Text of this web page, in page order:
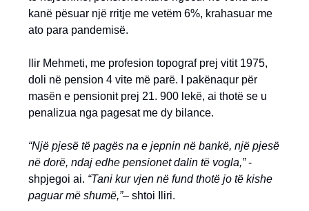
kanë pësuar një rritje me vetëm 6%, krahasuar me
ato para pandemisë.
Ilir Mehmeti, me profesion topograf prej vitit 1975,
doli në pension 4 vite më parë. I pakënaqur për
masën e pensionit prej 21. 900 lekë, ai thotë se u
penalizua nga pagesat me dy bilance.
“Një pjesë të pagës na e jepnin në bankë, një pjesë
në dorë, ndaj edhe pensionet dalin të vogla,”-
shpjegoi ai. “Tani kur vjen në fund thotë jo të kishe
paguar më shumë,”– shtoi Iliri.